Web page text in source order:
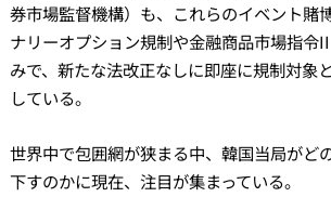
券市場監督機構）も、これらのイベント賭
ナリーオプション規制や金融商品市場指令
みで、新たな法改正なしに即座に規制対象
している。
世界中で包囲網が狭まる中、韓国当局がど
下すのかに現在、注目が集まっている。